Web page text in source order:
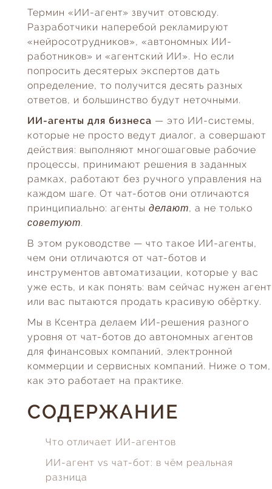
Термин «ИИ-агент» звучит отовсюду.
Разработчики наперебой рекламируют
«нейросотрудников», «автономных ИИ-
работников» и «агентский ИИ». Но если
попросить десятерых экспертов дать
определение, то получится десять разных
ответов, и большинство будут неточными.
ИИ-агенты для бизнеса — это ИИ-системы,
которые не просто ведут диалог, а совершают
действия: выполняют многошаговые рабочие
процессы, принимают решения в заданных
рамках, работают без ручного управления на
каждом шаге. От чат-ботов они отличаются
принципиально: агенты делают, а не только
советуют.
В этом руководстве — что такое ИИ-агенты,
чем они отличаются от чат-ботов и
инструментов автоматизации, которые у вас
уже есть, и как понять: вам сейчас нужен агент
или вас пытаются продать красивую обёртку.
Мы в Ксентра делаем ИИ-решения разного
уровня от чат-ботов до автономных агентов
для финансовых компаний, электронной
коммерции и сервисных компаний. Ниже о том,
как это работает на практике.
СОДЕРЖАНИЕ
Что отличает ИИ-агентов
ИИ-агент vs чат-бот: в чём реальная
разница